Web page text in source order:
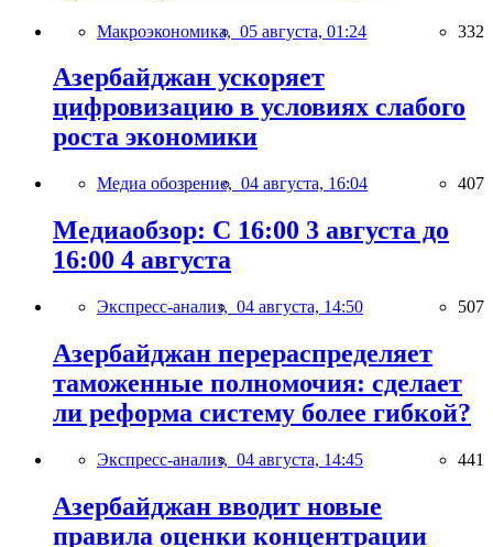
Макроэкономика, 05 августа, 01:24 332
Азербайджан ускоряет
цифровизацию в условиях слабого
роста экономики
Медиа обозрение, 04 августа, 16:04 407
Медиаобзор: С 16:00 3 августа до
16:00 4 августа
Экспресс-анализ, 04 августа, 14:50 507
Азербайджан перераспределяет
таможенные полномочия: сделает
ли реформа систему более гибкой?
Экспресс-анализ, 04 августа, 14:45 441
Азербайджан вводит новые
правила оценки концентрации